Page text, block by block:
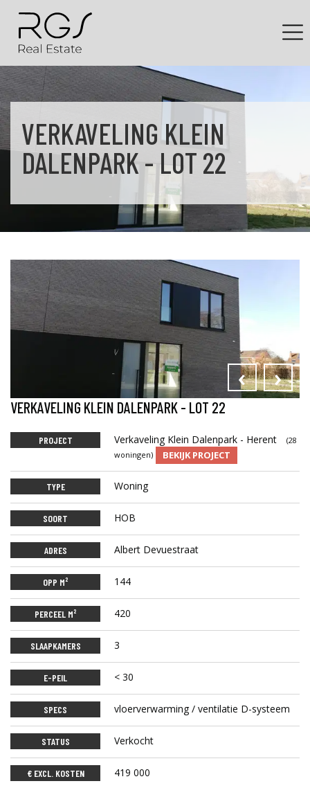
VERKAVELING KLEIN
DALENPARK - LOT 22
‹ ›
VERKAVELING KLEIN DALENPARK - LOT 22
PROJECT Verkaveling Klein Dalenpark - Herent
(28
woningen)
BEKIJK PROJECT
TYPE Woning
SOORT HOB
ADRES Albert Devuestraat
OPP M² 144
PERCEEL M² 420
SLAAPKAMERS 3
E-PEIL < 30
SPECS vloerverwarming / ventilatie D-systeem
STATUS Verkocht
€ EXCL. KOSTEN 419 000